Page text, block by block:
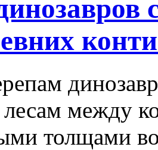
между
толщами